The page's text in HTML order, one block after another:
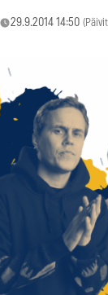
29.9.2014 14:50